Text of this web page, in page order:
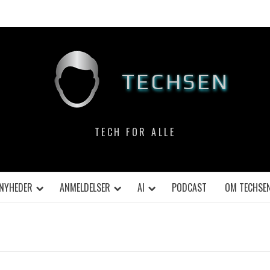
TECHSEN
TECH FOR ALLE
NYHEDER ANMELDELSER AI PODCAST OM